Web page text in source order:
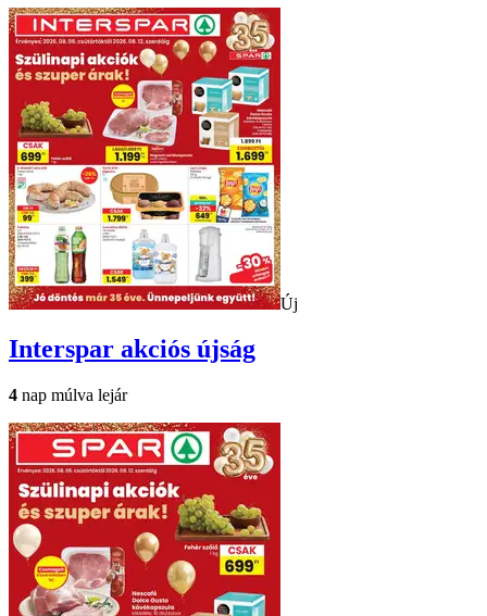
Új
Interspar akciós újság
4 nap múlva lejár